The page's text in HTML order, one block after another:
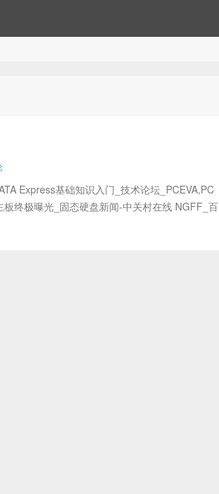
Express基础知识入门_技术论坛_PCEVA,PC
终极曝光_固态硬盘新闻-中关村在线 NGFF_百